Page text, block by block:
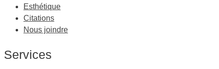
Esthétique
Citations
Nous joindre
Services